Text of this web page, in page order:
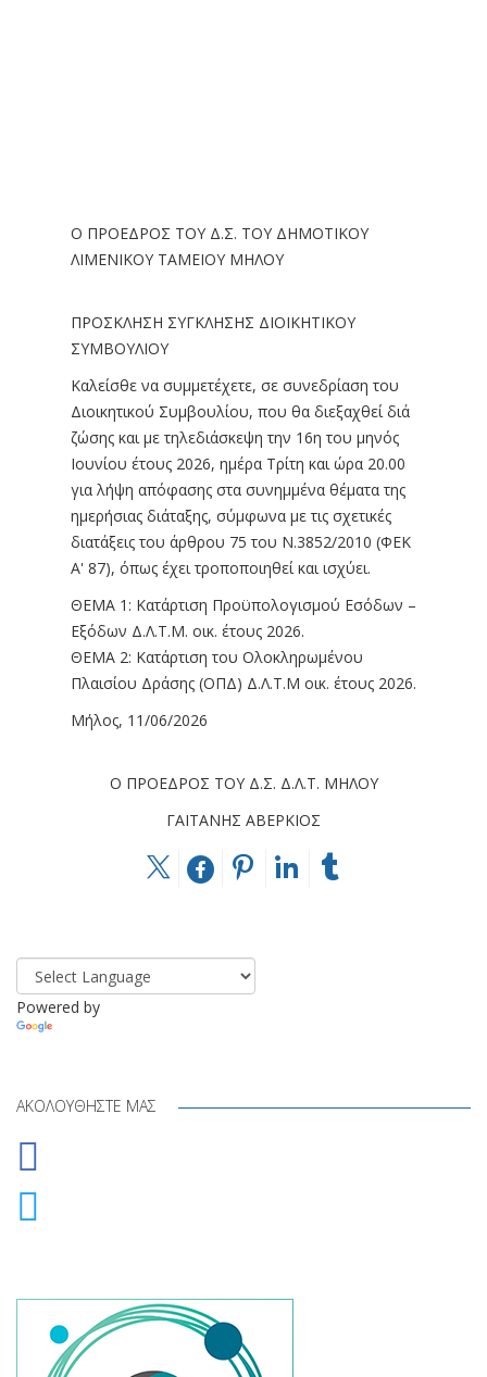
Ο ΠΡΟΕΔΡΟΣ ΤΟΥ Δ.Σ. ΤΟΥ ΔΗΜΟΤΙΚΟΥ
ΛΙΜΕΝΙΚΟΥ ΤΑΜΕΙΟΥ ΜΗΛΟΥ
ΠΡΟΣΚΛΗΣΗ ΣΥΓΚΛΗΣΗΣ ΔΙΟΙΚΗΤΙΚΟΥ
ΣΥΜΒΟΥΛΙΟΥ
Καλείσθε να συμμετέχετε, σε συνεδρίαση του
Διοικητικού Συμβουλίου, που θα διεξαχθεί διά
ζώσης και με τηλεδιάσκεψη την 16η του μηνός
Ιουνίου έτους 2026, ημέρα Τρίτη και ώρα 20.00
για λήψη απόφασης στα συνημμένα θέματα της
ημερήσιας διάταξης, σύμφωνα με τις σχετικές
διατάξεις του άρθρου 75 του Ν.3852/2010 (ΦΕΚ
Α' 87), όπως έχει τροποποιηθεί και ισχύει.
ΘΕΜΑ 1: Κατάρτιση Προϋπολογισμού Εσόδων –
Εξόδων Δ.Λ.Τ.Μ. οικ. έτους 2026.
ΘΕΜΑ 2: Κατάρτιση του Ολοκληρωμένου
Πλαισίου Δράσης (ΟΠΔ) Δ.Λ.Τ.Μ οικ. έτους 2026.
Μήλος, 11/06/2026
Ο ΠΡΟΕΔΡΟΣ ΤΟΥ Δ.Σ. Δ.Λ.Τ. ΜΗΛΟΥ
ΓΑΪΤΑΝΗΣ ΑΒΕΡΚΙΟΣ
Powered by
ΑΚΟΛΟΥΘΉΣΤΕ ΜΑΣ